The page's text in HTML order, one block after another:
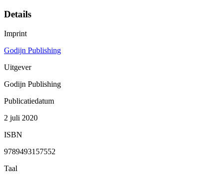
Details
Imprint
Godijn Publishing
Uitgever
Godijn Publishing
Publicatiedatum
2 juli 2020
ISBN
9789493157552
Taal